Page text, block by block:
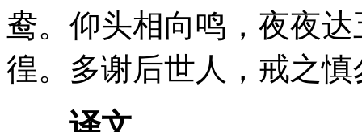
鸯。仰头相向鸣，夜夜
徨。多谢后世人，戒之慎
译文